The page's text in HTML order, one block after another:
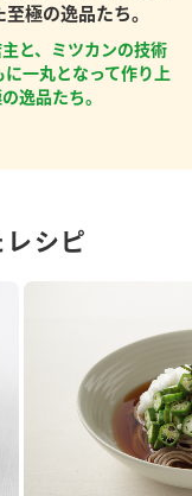
至極の逸品たち。
と、ミツカンの技術
に一丸となって作り上
逸品たち。
シピ